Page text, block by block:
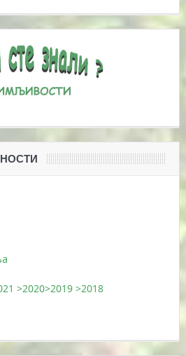
>2020>2019 >2018